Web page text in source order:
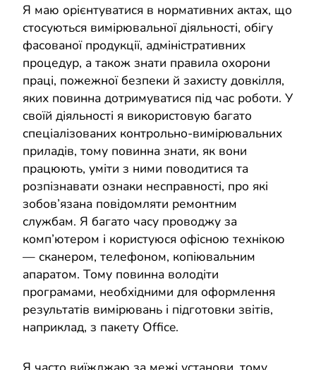
Я маю орієнтуватися в нормативних актах, що
стосуються вимірювальної діяльності, обігу
фасованої продукції, адміністративних
процедур, а також знати правила охорони
праці, пожежної безпеки й захисту довкілля,
яких повинна дотримуватися під час роботи. У
своїй діяльності я використовую багато
спеціалізованих контрольно-вимірювальних
приладів, тому повинна знати, як вони
працюють, уміти з ними поводитися та
розпізнавати ознаки несправності, про які
зобов’язана повідомляти ремонтним
службам. Я багато часу проводжу за
комп’ютером і користуюся офісною технікою
— сканером, телефоном, копіювальним
апаратом. Тому повинна володіти
програмами, необхідними для оформлення
результатів вимірювань і підготовки звітів,
наприклад, з пакету Office.